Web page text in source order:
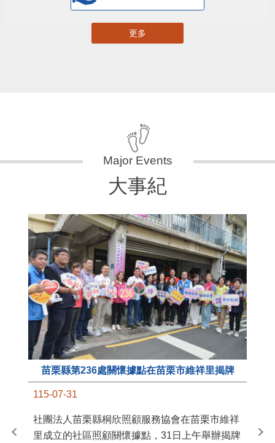
更多
大事紀
苗栗縣第236處關懷據點在苗栗市維祥里揭牌
115-07-31
社團法人苗栗縣桐欣照顧服務協會在苗栗市維祥
里成立的社區照顧關懷據點，31日上午舉辦揭牌
苗